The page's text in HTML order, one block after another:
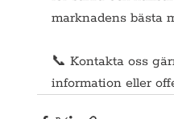
marknadens bästa
📞 Kontakta oss
information eller